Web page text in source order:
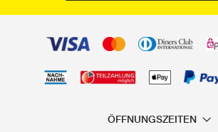
ÖFFNUNGSZEITEN